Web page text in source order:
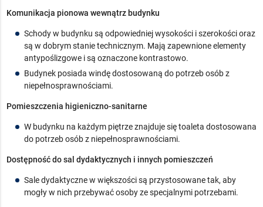
Komunikacja pionowa wewnątrz budynku
Schody w budynku są odpowiedniej wysokości i szerokości oraz
są w dobrym stanie technicznym. Mają zapewnione elementy
antypoślizgowe i są oznaczone kontrastowo.
Budynek posiada windę dostosowaną do potrzeb osób z
niepełnosprawnościami.
Pomieszczenia higieniczno-sanitarne
W budynku na każdym piętrze znajduje się toaleta dostosowana
do potrzeb osób z niepełnosprawnościami.
Dostępność do sal dydaktycznych i innych pomieszczeń
Sale dydaktyczne w większości są przystosowane tak, aby
mogły w nich przebywać osoby ze specjalnymi potrzebami.